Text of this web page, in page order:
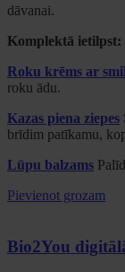
dāvanai.
Komplektā ietilpst:
Roku krēms ar
roku ādu.
Kazas piena ziepes
brīdim patīkamu,
Lūpu balzams
Pievienot grozam
Bio2You